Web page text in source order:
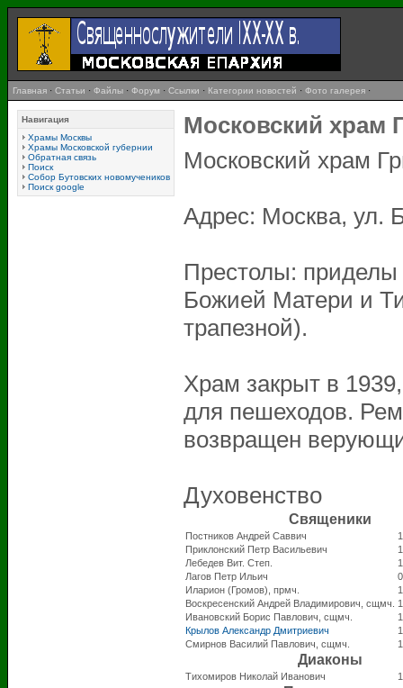
Главная · Статьи · Файлы · Форум · Ссылки · Категории новостей · Фото галерея ·
Навигация
Храмы Москвы
Храмы Московской губернии
Обратная связь
Поиск
Собор Бутовских новомучеников
Поиск google
Московский храм
Московский храм
Адрес: Москва, ул.
Престолы: приделы
Божией Матери и
трапезной).
Храм закрыт в
для пешеходов.
возвращен
Духовенство
Священики
Постников Андрей Саввич
Приклонский Петр Васильевич
Лебедев Вит. Степ.
Лагов Петр Ильич
Иларион (Громов), прмч.
Воскресенский Андрей Владимирович, сщмч.
Ивановский Борис Павлович, сщмч.
Крылов Александр Дмитриевич
Смирнов Василий Павлович, сщмч.
Диаконы
Тихомиров Николай Иванович